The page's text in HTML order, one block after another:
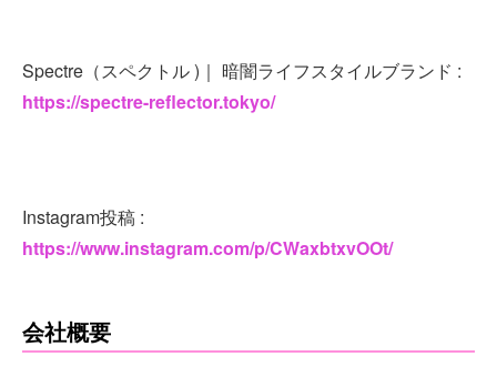
Spectre（スペクトル )｜ 暗闇ライフスタイルブランド :
https://spectre-reflector.tokyo/
Instagram投稿 :
https://www.instagram.com/p/CWaxbtxvOOt/
会社概要